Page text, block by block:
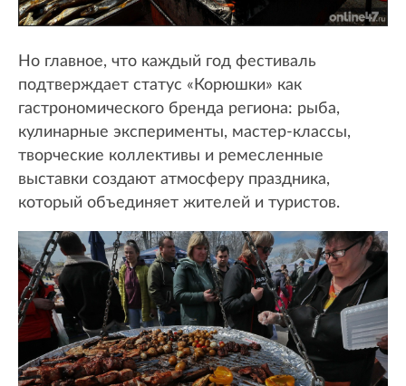
Но главное, что каждый год фестиваль
подтверждает статус «Корюшки» как
гастрономического бренда региона: рыба,
кулинарные эксперименты, мастер-классы,
творческие коллективы и ремесленные
выставки создают атмосферу праздника,
который объединяет жителей и туристов.